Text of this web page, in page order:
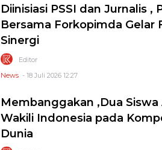
Diinisiasi PSSI dan Jurnalis ,
Bersama Forkopimda Gelar
Sinergi
Editor
News - 18 Juli 2026 12:27
Membanggakan ,Dua
Wakili Indonesia pada
Dunia